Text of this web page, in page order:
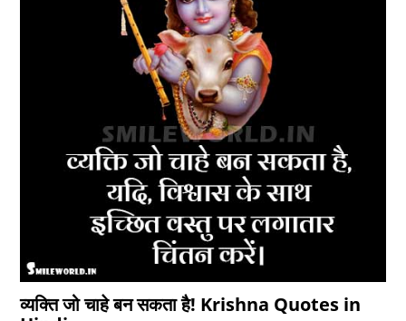
व्‍यक्ति जो चाहे बन सकता है! Krishna Quotes in